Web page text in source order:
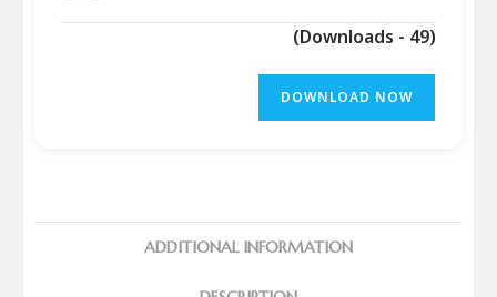
(Downloads - 49)
DOWNLOAD NOW
ADDITIONAL INFORMATION